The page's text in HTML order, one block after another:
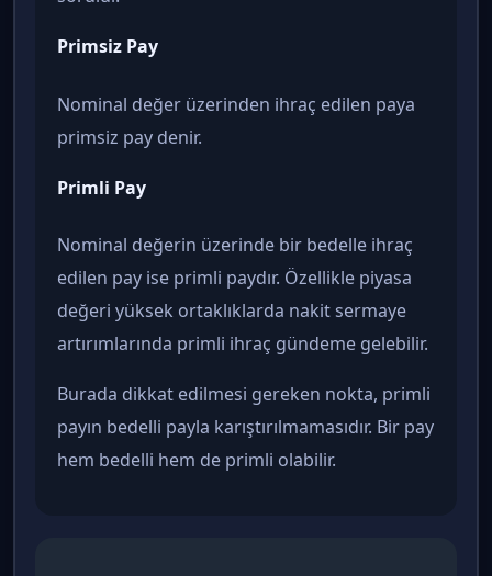
Primsiz Pay
Nominal değer üzerinden ihraç edilen paya
primsiz pay denir.
Primli Pay
Nominal değerin üzerinde bir bedelle ihraç
edilen pay ise primli paydır. Özellikle piyasa
değeri yüksek ortaklıklarda nakit sermaye
artırımlarında primli ihraç gündeme gelebilir.
Burada dikkat edilmesi gereken nokta, primli
payın bedelli payla karıştırılmamasıdır. Bir pay
hem bedelli hem de primli olabilir.